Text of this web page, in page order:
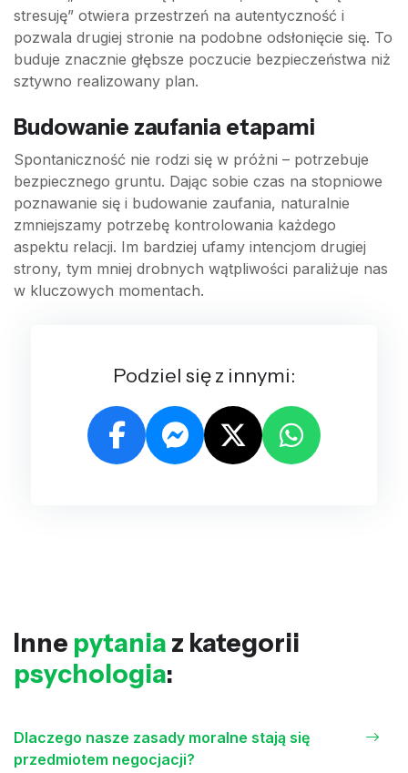
stresuję” otwiera przestrzeń na autentyczność i
pozwala drugiej stronie na podobne odsłonięcie się. To
buduje znacznie głębsze poczucie bezpieczeństwa niż
sztywno realizowany plan.
Budowanie zaufania etapami
Spontaniczność nie rodzi się w próżni – potrzebuje
bezpiecznego gruntu. Dając sobie czas na stopniowe
poznawanie się i budowanie zaufania, naturalnie
zmniejszamy potrzebę kontrolowania każdego
aspektu relacji. Im bardziej ufamy intencjom drugiej
strony, tym mniej drobnych wątpliwości paraliżuje nas
w kluczowych momentach.
Podziel się z innymi:
Inne pytania z kategorii
psychologia:
Dlaczego nasze zasady moralne stają się
przedmiotem negocjacji?